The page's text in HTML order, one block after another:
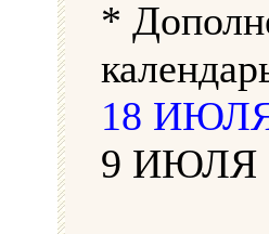
*
18 ИЮЛЯ
9 ИЮЛЯ